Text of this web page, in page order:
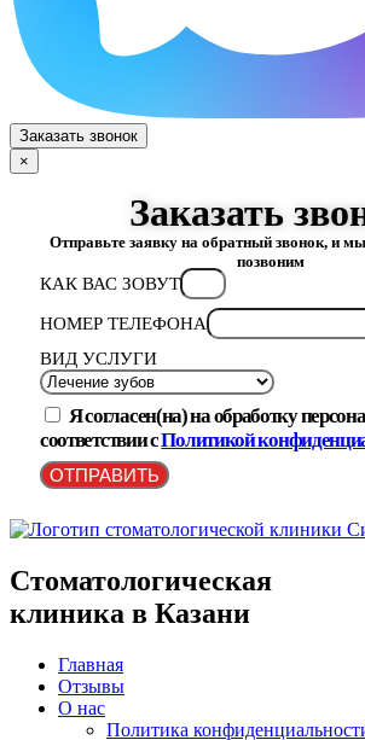
Заказать звонок
×
Заказать
Отправьте заявку на обратный звонок, и
позвоним
КАК ВАС ЗОВУТ
НОМЕР ТЕЛЕФОНА
ВИД УСЛУГИ
Я согласен(на) на обработку
соответствии сПолитикой
ОТПРАВИТЬ
Стоматологическая
клиника в Казани
Главная
Отзывы
О нас
Политика